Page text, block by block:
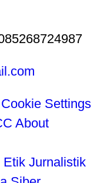
Cookie Settings
About
Etik Jurnalistik